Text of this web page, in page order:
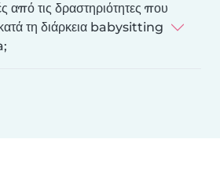
από τις δραστηριότητες που
τη διάρκεια babysitting